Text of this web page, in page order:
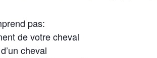
pas:
de votre cheval
cheval